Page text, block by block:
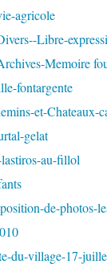
agricole
Libre-
Memoire
fontargente
et-Chateaux-
gelat
au-fillol
de-photos-
du-village-17-